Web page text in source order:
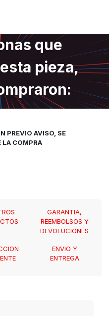
que
pieza,
PREVIO AVISO, SE
LA COMPRA
GARANTIA,
REEMBOLSOS Y
DEVOLUCIONES
ENVIO Y
ENTREGA